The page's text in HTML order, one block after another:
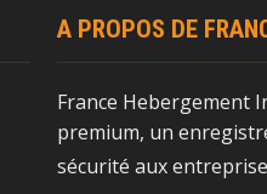
A PROPOS DE
France Hebergement
premium, un
sécurité aux